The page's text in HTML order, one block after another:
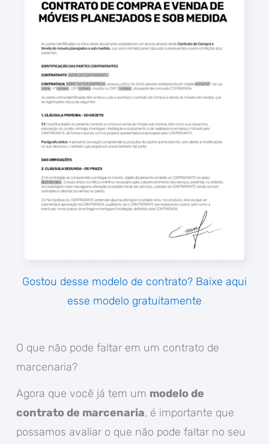
Gostou desse modelo de contrato? Baixe aqui
esse modelo gratuitamente
O que não pode faltar em um contrato de
marcenaria?
Agora que você já tem um modelo de
contrato de marcenaria, é importante que
possamos avaliar o que não pode faltar no seu